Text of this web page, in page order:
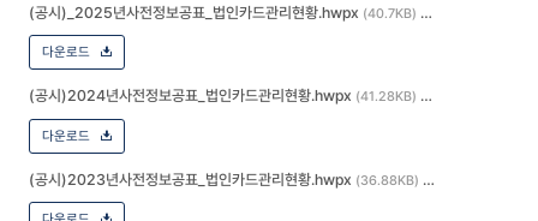
(공시)_2025년사전정보공표_법인카드관리현황.hwpx (40.7KB)
다운로드
(공시)2024년사전정보공표_법인카드관리현황.hwpx (41.28KB)
다운로드
(공시)2023년사전정보공표_법인카드관리현황.hwpx (36.88KB)